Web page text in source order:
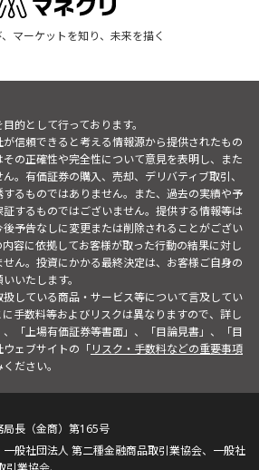
マーケットを知り、未来を描く
的として行っております。
信頼できると考える情報源から提供されたもの
の正確性や完全性について意見を表明し、また
。有価証券の購入、売却、デリバティブ取引、
るものではありません。また、過去の実績や予
するものではございません。提供する情報等は
予告なしに変更または削除されることがござい
容に依拠してお客様が取った行動の結果に対し
ん。投資にかかる最終決定は、お客様ご自身の
いたします。
している商品・サービス等について言及してい
手数料等およびリスクは異なりますので、詳し
「上場有価証券等書面」、「目論見書」、「目
ェブサイトの「リスク・手数料などの重要事項
ださい。
長（金商）第165号
般社団法人 第二種金融商品取引業協会、一般社